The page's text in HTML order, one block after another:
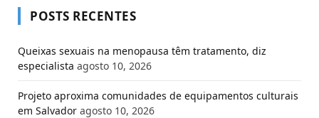
POSTS RECENTES
Queixas sexuais na menopausa têm tratamento, diz
especialista agosto 10, 2026
Projeto aproxima comunidades de equipamentos culturais
em Salvador agosto 10, 2026